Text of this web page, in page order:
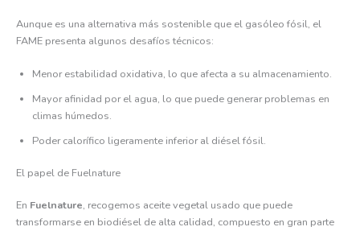
Aunque es una alternativa más sostenible que el gasóleo fósil, el
FAME presenta algunos desafíos técnicos:
Menor estabilidad oxidativa, lo que afecta a su almacenamiento.
Mayor afinidad por el agua, lo que puede generar problemas en
climas húmedos.
Poder calorífico ligeramente inferior al diésel fósil.
El papel de Fuelnature
En Fuelnature, recogemos aceite vegetal usado que puede
transformarse en biodiésel de alta calidad, compuesto en gran parte